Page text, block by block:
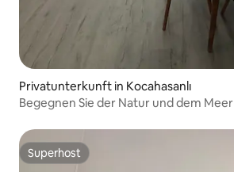
Privatunterkunft in Kocahasanlı
Begegnen Sie der Natur und dem Meer
Superhost
Superhost